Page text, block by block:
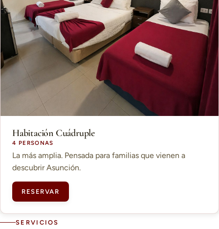
Habitación Cuádruple
4 PERSONAS
La más amplia. Pensada para familias que vienen a
descubrir Asunción.
RESERVAR
SERVICIOS